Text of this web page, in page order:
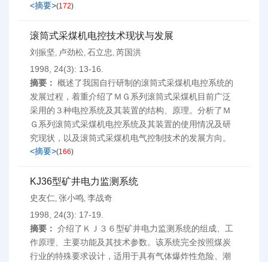
<摘要>(172)
滚筒式采煤机电控技术现状与发展
刘振坚, 卢劲松, 石立忠 , 芮国洪
1998, 24(3): 13-16.
摘要： 概述了我国自行研制的滚筒式采煤机电控系统的
发展过程，着重介绍了ＭＧ系列滚筒式采煤机目前广泛
采用的３种电控系统及其装置的结构、原理。分析了Ｍ
Ｇ系列滚筒式采煤机电控系统及其装置的使用情况及研
究现状，以及滚筒式采煤机电气控制技术的发展方向。
<摘要>(166)
KJ36型矿井电力监测系统
史友仁, 张小鸣, 李战奇
1998, 24(3): 17-19.
摘要： 介绍了ＫＪ３６型矿井电力监测系统的组成、工
作原理、主要功能及其技术参数。该系统完全按照煤炭
行业的特殊要求设计，适用于具有气体爆炸性危险、潮